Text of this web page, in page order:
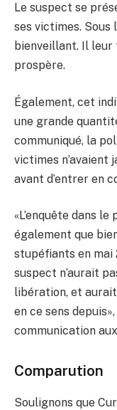
Le suspect se
ses victimes. Sous
bienveillant. Il
prospère.
Également, cet
une grande
communiqué, la
victimes n’avaient
avant d’entrer en
«L’enquête dans
également que
stupéfiants en mai
suspect n’aurait
libération, et
en ce sens
communication
Comparution
Soulignons que